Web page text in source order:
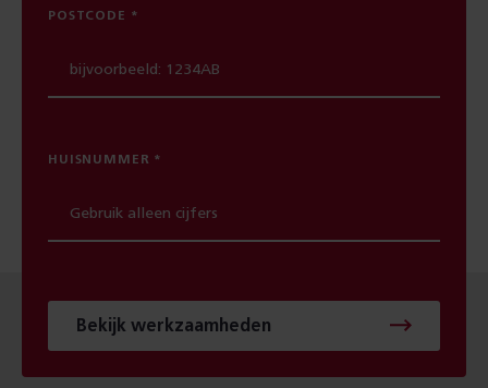
POSTCODE
HUISNUMMER
Bekijk werkzaamheden